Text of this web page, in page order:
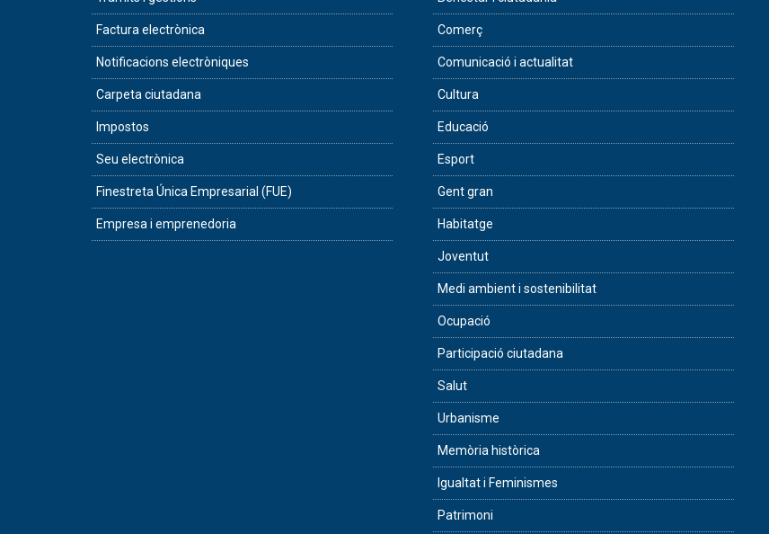
Factura electrònica
Notificacions electròniques
Carpeta ciutadana
Impostos
Seu electrònica
Finestreta Única Empresarial (FUE)
Empresa i emprenedoria
Comerç
Comunicació i actualitat
Cultura
Educació
Esport
Gent gran
Habitatge
Joventut
Medi ambient i sostenibilitat
Ocupació
Participació ciutadana
Salut
Urbanisme
Memòria històrica
Igualtat i Feminismes
Patrimoni